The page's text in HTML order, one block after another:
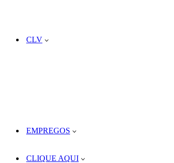
CLV
EMPREGOS
CLIQUE AQUI